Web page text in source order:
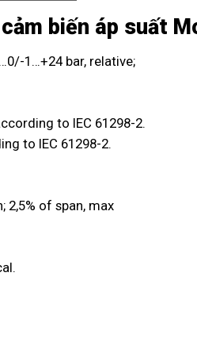
biến áp suất
1…+24 bar, relative;
to IEC 61298-2.
to IEC 61298-2.
2,5% of span, max